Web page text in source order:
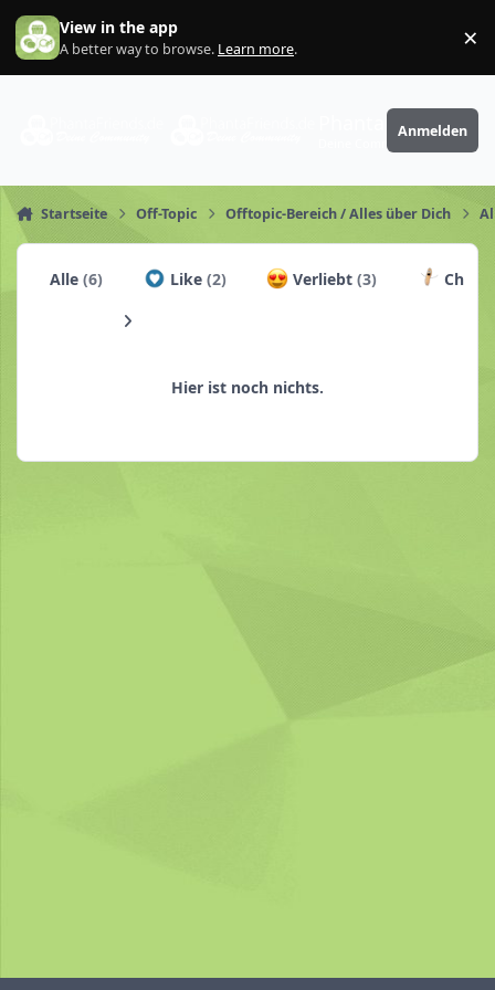
Zum Inhalt springen
View in the app
A better way to browse. Learn more. ×
PhantaFriends.de
Anmelden
Startseite Off-Topic Offtopic-Bereich / Alles über Dich
Alle(6) Like (2) Verliebt(3)
Hier ist noch nichts.